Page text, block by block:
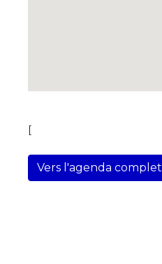
[
Vers l'agenda complet